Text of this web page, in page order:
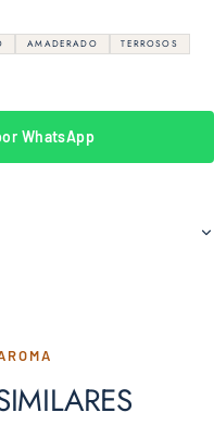
AMADERADO TERROSOS
WhatsApp